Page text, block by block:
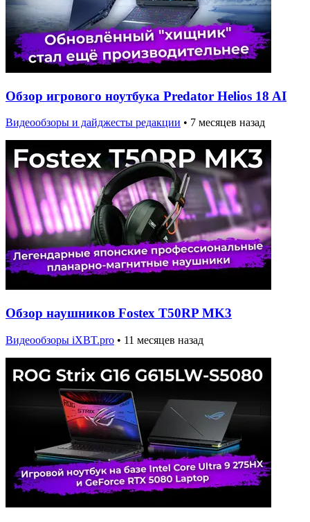
Обзор игрового ноутбука Predator Helios 18 AI
Видеообзоры и дайджесты редакции • 7 месяцев назад
Обзор наушников Fostex T50RP MK3
Видеообзоры iXBT.pro • 11 месяцев назад